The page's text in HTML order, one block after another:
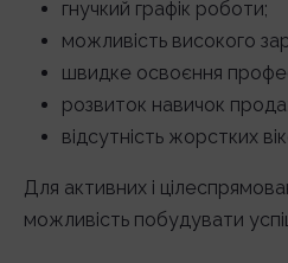
гнучкий графік роботи;
можливість високого
швидке освоєння
розвиток навичок
відсутність жорстких
Для активних і
можливість побудувати